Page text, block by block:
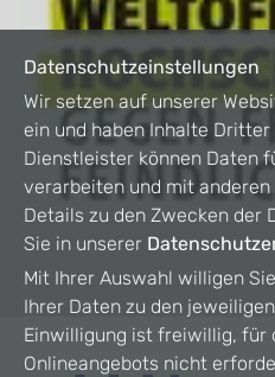
Datenschutzeinstellungen
Wir setzen auf unserer
ein und haben Inhalte
Dienstleister können Daten
verarbeiten und mit
Details zu den Zwecken der
Sie in unserer
Mit Ihrer Auswahl willigen
Ihrer Daten zu den
Einwilligung ist freiwillig, für
Onlineangebots nicht